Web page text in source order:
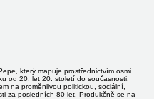
který mapuje prostřednictvím osmi
od 20. let 20. století do současnosti.
na proměnlivou politickou, sociální,
za posledních 80 let. Produkčně se na